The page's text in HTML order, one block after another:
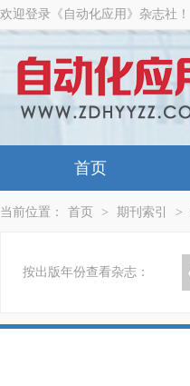
欢迎登录《自动化应用》杂志社！
首页
当前位置： 首页 > 期刊索引 >
按出版年份查看杂志：